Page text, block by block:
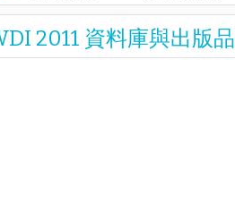
2011 資料庫與出版品